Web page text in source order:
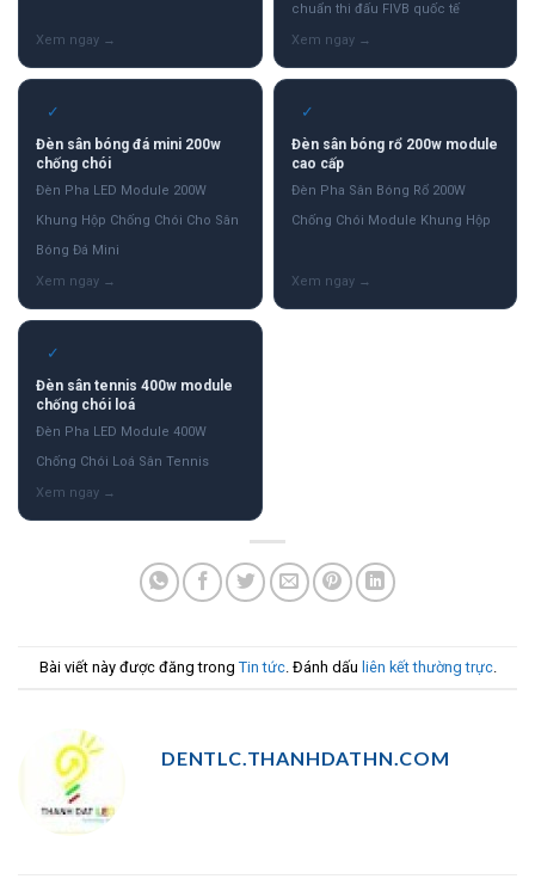
chuẩn thi đấu FIVB quốc tế
✓
Đèn sân bóng đá mini 200w
chống chói
Đèn Pha LED Module 200W
Khung Hộp Chống Chói Cho Sân
Bóng Đá Mini
✓
Đèn sân bóng rổ 200w module
cao cấp
Đèn Pha Sân Bóng Rổ 200W
Chống Chói Module Khung Hộp
✓
Đèn sân tennis 400w module
chống chói loá
Đèn Pha LED Module 400W
Chống Chói Loá Sân Tennis
Bài viết này được đăng trong Tin tức. Đánh dấu liên kết thường trực.
DENTLC.THANHDATHN.COM